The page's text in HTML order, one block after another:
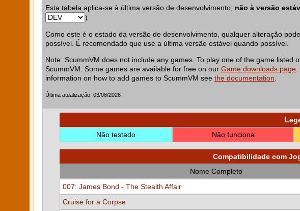
Esta tabela aplica-se à última versão de desenvolvimento, não à versão
)
Como este é o estado da versão de desenvolvimento, qualquer alteração
possível. É recomendado que use a última versão estável quando possível.
Note: ScummVM does not include any games. To play one of the game
ScummVM. Some games are available for free on our Game downloads page
information on how to add games to ScummVM see the documentation
Última atualização: 03/08/2026
Não testado
Não funciona
Compatibilidade com
Nome Completo
007: James Bond - The Stealth Affair
Cruise for a Corpse